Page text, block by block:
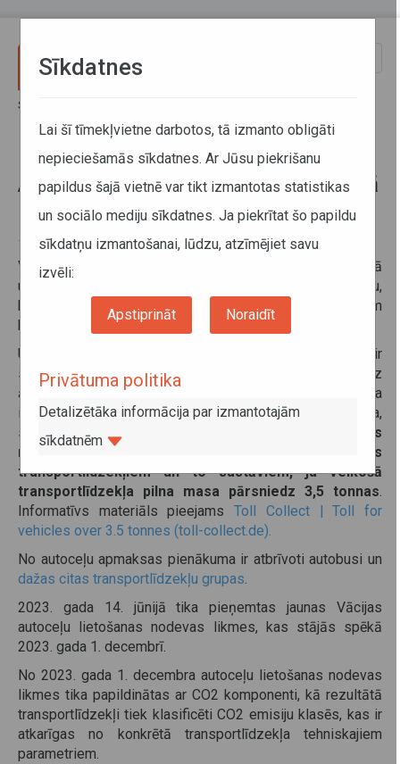
Sākums
Autoceļu lietošanas nodeva Vācijā
(papildināts 17.06.2024)
17. jūnijs 2024
Vācijas Federatīvās Republikas valdības uzdevumā
uzņēmums
apkalpo autoceļu nodevas sistēmu,
kas aprēķina un iekasē nodevu atkarībā no nobrauktajiem
Uz Vācijas
ceļiem ir
spēkā autoceļu lietošanas nodeva, kas attiecas arī uz
ārvalstu kravas transportlīdzekļiem, kuru pilna masa
ieskaitot piekabi vai puspiekabi ir 7,5 tonnas un lielāka,
savukārt, no 2024. gada 1. jūlija autoceļu lietošanas
nodeva tiks attiecināta arī uz kravas
transportlīdzekļiem un to sastāviem, ja velkošā
transportlīdzekļa pilna masa pārsniedz 3,5 tonnas.
Informatīvs materiāls pieejamsToll Collect | Toll for
vehicles over 3.5 tonnes (toll-collect.de).
No autoceļu apmaksas pienākuma ir atbrīvoti autobusi un
dažas citas transportlīdzekļu grupas.
2023. gada 14. jūnijā tika pieņemtas jaunas Vācijas
autoceļu lietošanas nodevas likmes, kas stājās spēkā
2023. gada 1. decembrī.
No 2023. gada 1. decembra autoceļu lietošanas nodevas
likmes tika papildinātas ar CO2 komponenti, kā rezultātā
transportlīdzekļi tiek klasificēti CO2 emisiju klasēs, kas ir
atkarīgas no konkrētā transportlīdzekļa tehniskajiem
parametriem.
Sīkdatnes
Lai šī tīmekļvietne darbotos, tā izmanto obligāti
nepieciešamās sīkdatnes. Ar Jūsu piekrišanu
papildus šajā vietnē var tikt izmantotas statistikas
un sociālo mediju sīkdatnes. Ja piekrītat šo papildu
sīkdatņu izmantošanai, lūdzu, atzīmējiet savu
izvēli:
Apstiprināt Noraidīt
Privātuma politika
Detalizētāka informācija par izmantotajām
sīkdatnēm